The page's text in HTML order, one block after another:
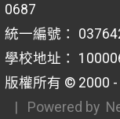
0687
統一編號：
學校地址：
版權所有 © 2000 -
| Powered by